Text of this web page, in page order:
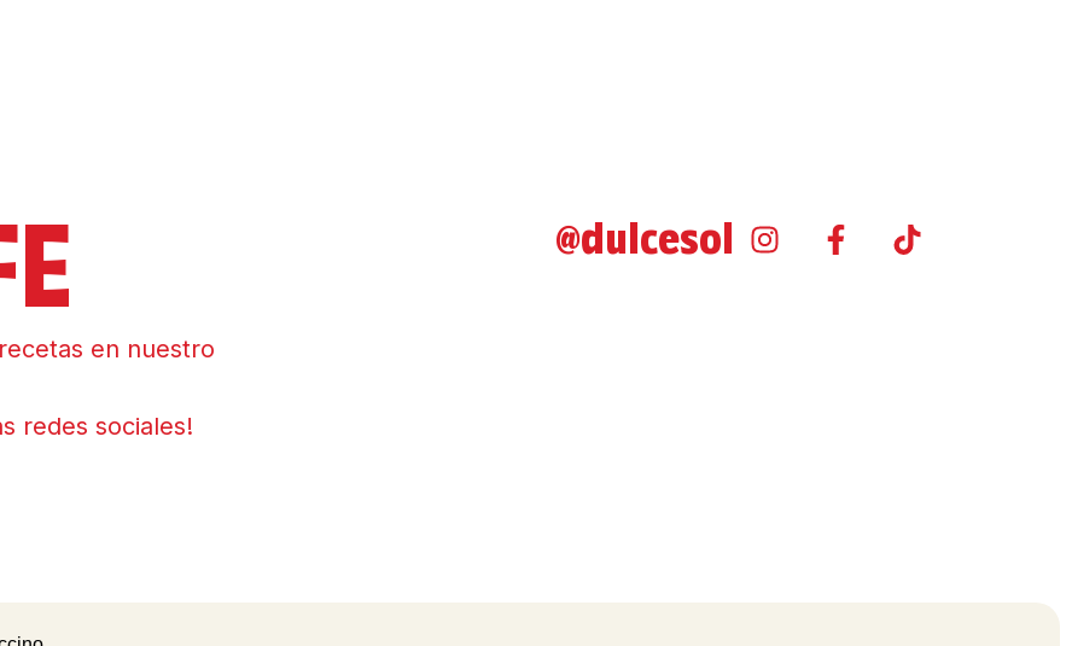
en nuestro
redes sociales!
@dulcesol